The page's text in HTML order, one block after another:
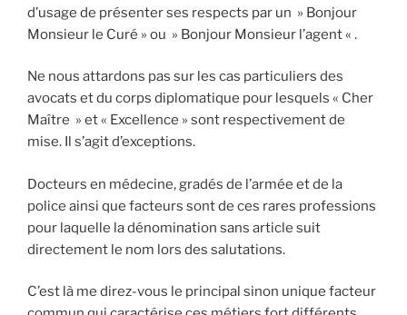
d’usage de présenter ses respects par un » Bonjour
Monsieur le Curé » ou » Bonjour Monsieur l’agent « .
Ne nous attardons pas sur les cas particuliers des
avocats et du corps diplomatique pour lesquels « Cher
Maître » et « Excellence » sont respectivement de
mise. Il s’agit d’exceptions.
Docteurs en médecine, gradés de l’armée et de la
police ainsi que facteurs sont de ces rares professions
pour laquelle la dénomination sans article suit
directement le nom lors des salutations.
C’est là me direz-vous le principal sinon unique facteur